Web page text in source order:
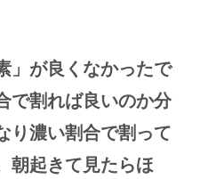
」が良くなかったで
で割れば良いのか分
り濃い割合で割って
朝起きて見たらほ